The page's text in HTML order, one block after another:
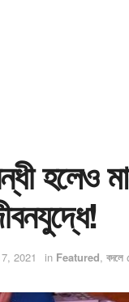
হলেও
2021 in Featured, বদলে